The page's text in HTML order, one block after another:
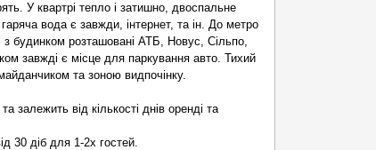
У квартрі тепло і затишно, двоспальне
вода є завжди, інтернет, та ін. До метро
будинком розташовані АТБ, Новус, Сільпо,
завжді є місце для паркування авто. Тихий
та зоною видпочінку.
залежить від кількості днів оренді та
30 діб для 1-2х гостей.